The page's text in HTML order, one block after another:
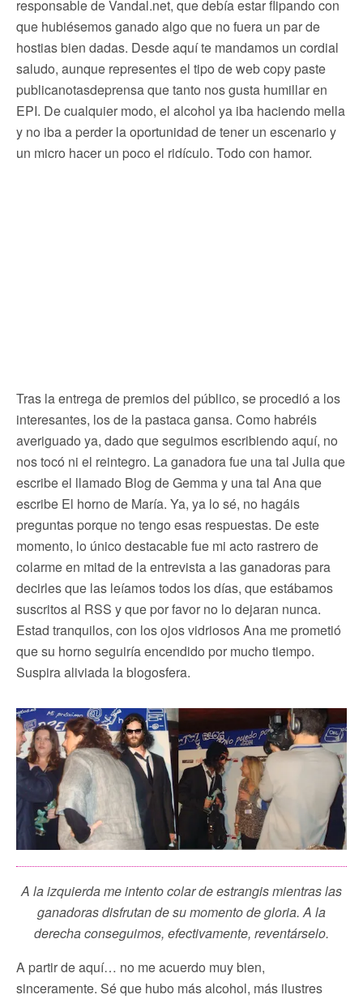
responsable de Vandal.net, que debía estar flipando con
que hubiésemos ganado algo que no fuera un par de
hostias bien dadas. Desde aquí te mandamos un cordial
saludo, aunque representes el tipo de web copy paste
publicanotasdeprensa que tanto nos gusta humillar en
EPI. De cualquier modo, el alcohol ya iba haciendo mella
y no iba a perder la oportunidad de tener un escenario y
un micro hacer un poco el ridículo. Todo con hamor.
Tras la entrega de premios del público, se procedió a los
interesantes, los de la pastaca gansa. Como habréis
averiguado ya, dado que seguimos escribiendo aquí, no
nos tocó ni el reintegro. La ganadora fue una tal Julia que
escribe el llamado Blog de Gemma y una tal Ana que
escribe El horno de María. Ya, ya lo sé, no hagáis
preguntas porque no tengo esas respuestas. De este
momento, lo único destacable fue mi acto rastrero de
colarme en mitad de la entrevista a las ganadoras para
decirles que las leíamos todos los días, que estábamos
suscritos al RSS y que por favor no lo dejaran nunca.
Estad tranquilos, con los ojos vidriosos Ana me prometió
que su horno seguiría encendido por mucho tiempo.
Suspira aliviada la blogosfera.
A la izquierda me intento colar de estrangis mientras las
ganadoras disfrutan de su momento de gloria. A la
derecha conseguimos, efectivamente, reventárselo.
A partir de aquí… no me acuerdo muy bien,
sinceramente. Sé que hubo más alcohol, más ilustres